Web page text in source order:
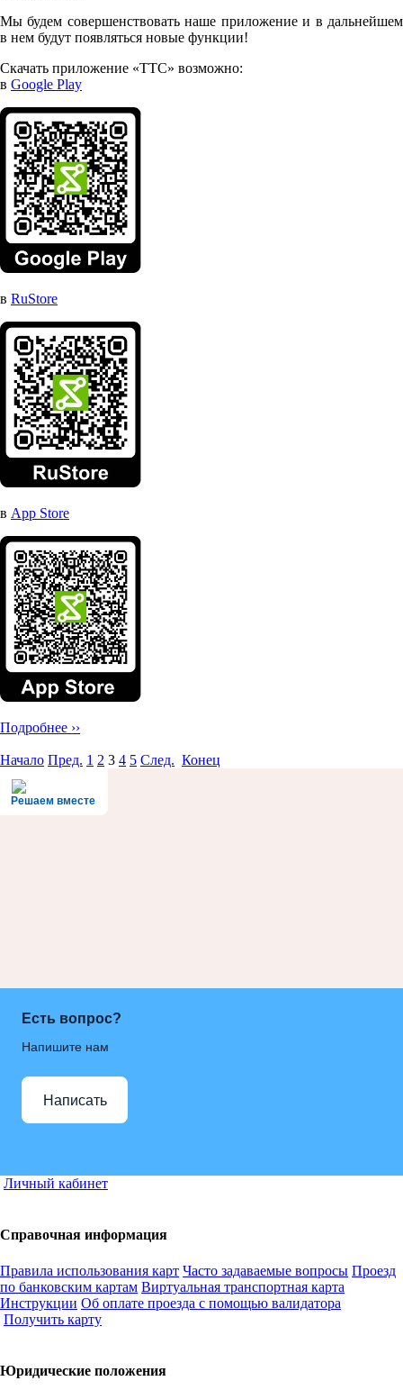
Мы будем совершенствовать наше приложение и в дальнейшем
в нем будут появляться новые функции!
Скачать приложение «ТТС» возможно:
в Google Play
в RuStore
в App Store
Подробнее ››
Начало Пред. 1 2 3 4 5 След. Конец
Решаем вместе
Есть вопрос?
Напишите нам
Написать
Личный кабинет
Справочная информация
Правила использования карт Часто задаваемые вопросы Проезд
по банковским картам Виртуальная транспортная карта
Инструкции Об оплате проезда с помощью валидатора
Получить карту
Юридические положения